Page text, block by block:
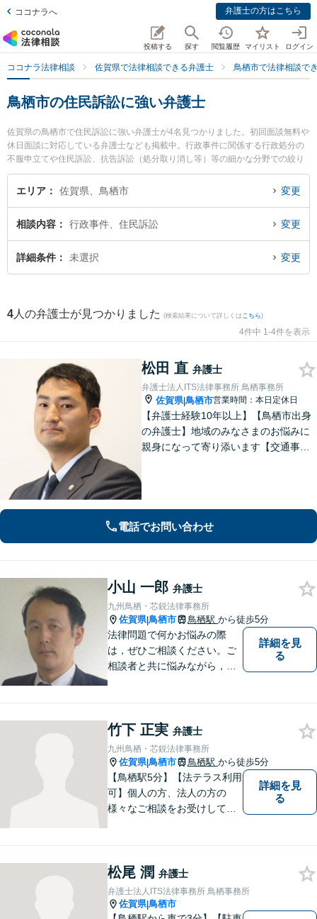
ココナラへ 弁護士の方はこちら
投稿する 探す 閲覧履歴 マイリスト ログイン
ココナラ法律相談 佐賀県で法律相談できる弁護士 鳥栖市で法律相談で
鳥栖市の住民訴訟に強い弁護士
佐賀県の鳥栖市で住民訴訟に強い弁護士が4名見つかりました。初回面談無料や
休日面談に対応している弁護士なども掲載中。行政事件に関係する行政処分の
不服申立てや住民訴訟、抗告訴訟（処分取り消し等）等の細かな分野での絞り
込み検索もでき便利です。特に弁護士法人ITS法律事務所 鳥栖事務所の松田 直
弁護士や九州鳥栖・芯鋭法律事務所の小山 一郎弁護士、九州鳥栖・芯鋭法律事
務所の竹下 正実弁護士のプロフィール情報や弁護士費用、強みなどが注目され
護士に相談したい』『住民訴訟のトラブル解決の実績豊富な近くの弁護士を検
索したい』『初回相談無料で住民訴訟を法律相談できる鳥栖市内の弁護士に相
談予約したい』などでお困りの相談者さんにおすすめです。
エリア 佐賀県、鳥栖市 変更
相談内容 行政事件、住民訴訟 変更
詳細条件 未選択 変更
4 人の弁護士が見つかりました (検索結果について詳しくは こちら)
4件中 1-4件を表示
松田 直 弁護士
弁護士法人ITS法律事務所 鳥栖事務所
佐賀県|鳥栖市営業時間：本日定休日
【弁護士経験10年以上】【鳥栖市出身
の弁護士】地域のみなさまのお悩みに
親身になって寄り添います【交通事
ブルに対応【初回のご相談30分無料】
電話でお問い合わせ
小山 一郎 弁護士
九州鳥栖・芯鋭法律事務所
佐賀県|鳥栖市 鳥栖駅 から徒歩5分
法律問題で何かお悩みの際
は，ぜひご相談ください。ご
相談者と共に悩みながら，い
詳細を見
る
竹下 正実 弁護士
九州鳥栖・芯鋭法律事務所
佐賀県|鳥栖市 鳥栖駅 から徒歩5分
【鳥栖駅5分】【法テラス利用
可】個人の方、法人の方の
様々なご相談をお受けしてお
案いたします。【債務整理・
残業代請求については初回面
談無料】【土日祝・夜間相談
詳細を見
る
松尾 潤 弁護士
弁護士法人ITS法律事務所 鳥栖事務所
佐賀県|鳥栖市